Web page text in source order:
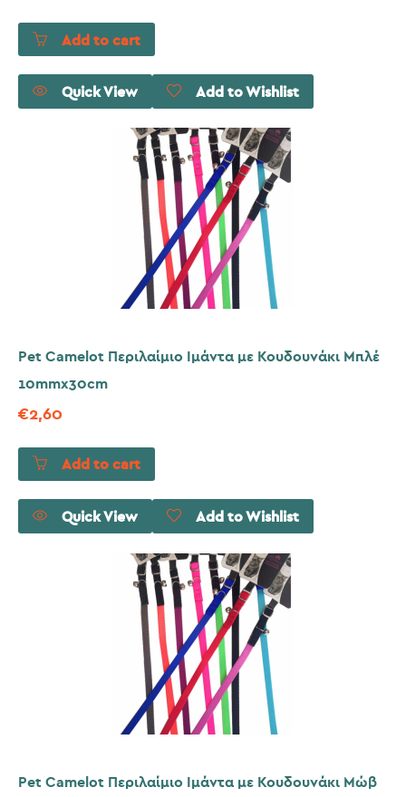
Add to cart
Quick View Add to Wishlist
Pet Camelot Περιλαίμιο Ιμάντα με Κουδουνάκι Μπλέ
10mmx30cm
€2,60
Add to cart
Quick View Add to Wishlist
Pet Camelot Περιλαίμιο Ιμάντα με Κουδουνάκι Μώβ